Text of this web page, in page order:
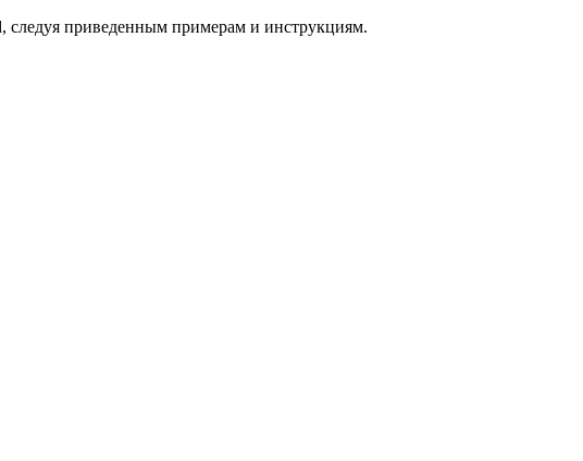
следуя приведенным примерам и инструкциям.